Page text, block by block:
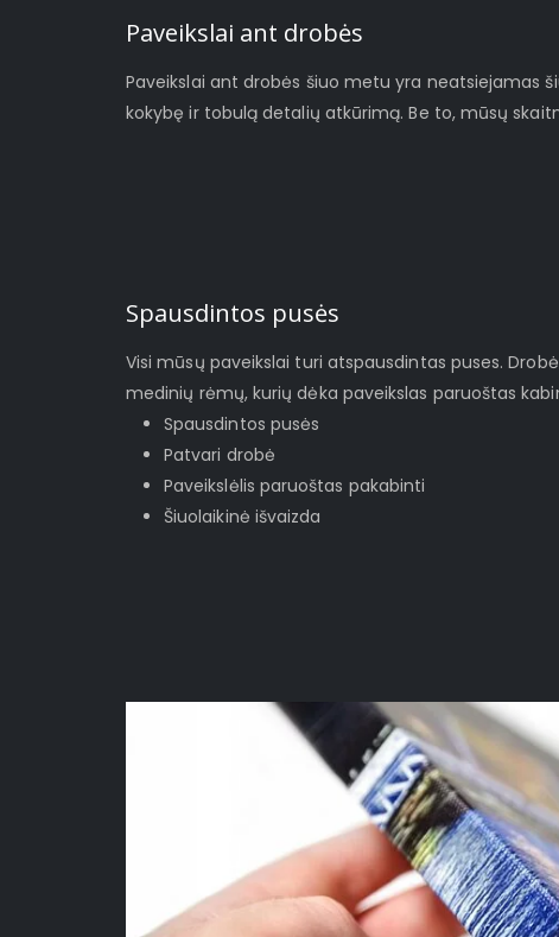
Paveikslai ant drobės
Paveikslai ant drobės šiuo metu yra neatsiejamas
kokybę ir tobulą detalių atkūrimą. Be to, mūsų
Spausdintos pusės
Visi mūsų paveikslai turi atspausdintas puses.
medinių rėmų, kurių dėka paveikslas paruoštas
Spausdintos pusės
Patvari drobė
Paveikslėlis paruoštas pakabinti
Šiuolaikinė išvaizda